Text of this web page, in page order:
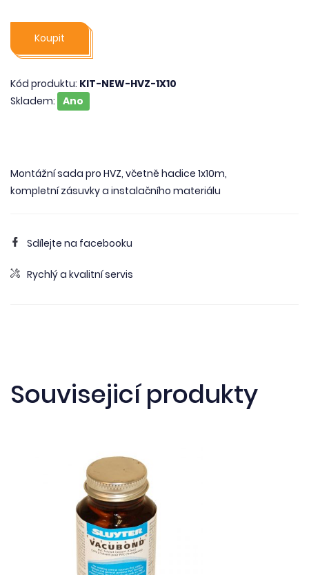
Koupit
Kód produktu: KIT-NEW-HVZ-1X10
Skladem:
Ano
Montážní sada pro HVZ, včetně hadice 1x10m,
kompletní zásuvky a instalačního materiálu
Sdílejte na facebooku
Rychlý a kvalitní servis
Souvisejicí produkty